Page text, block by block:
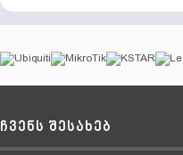
ჩვენს შესახებ